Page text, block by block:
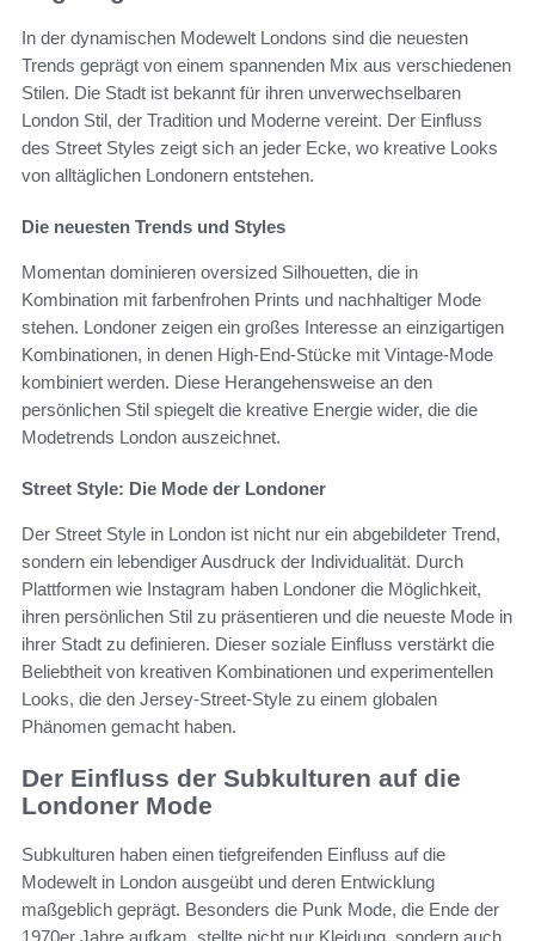
In der dynamischen Modewelt Londons sind die neuesten
Trends geprägt von einem spannenden Mix aus verschiedenen
Stilen. Die Stadt ist bekannt für ihren unverwechselbaren
London Stil, der Tradition und Moderne vereint. Der Einfluss
des Street Styles zeigt sich an jeder Ecke, wo kreative Looks
von alltäglichen Londonern entstehen.
Die neuesten Trends und Styles
Momentan dominieren oversized Silhouetten, die in
Kombination mit farbenfrohen Prints und nachhaltiger Mode
stehen. Londoner zeigen ein großes Interesse an einzigartigen
Kombinationen, in denen High-End-Stücke mit Vintage-Mode
kombiniert werden. Diese Herangehensweise an den
persönlichen Stil spiegelt die kreative Energie wider, die die
Modetrends London auszeichnet.
Street Style: Die Mode der Londoner
Der Street Style in London ist nicht nur ein abgebildeter Trend,
sondern ein lebendiger Ausdruck der Individualität. Durch
Plattformen wie Instagram haben Londoner die Möglichkeit,
ihren persönlichen Stil zu präsentieren und die neueste Mode in
ihrer Stadt zu definieren. Dieser soziale Einfluss verstärkt die
Beliebtheit von kreativen Kombinationen und experimentellen
Looks, die den Jersey-Street-Style zu einem globalen
Phänomen gemacht haben.
Der Einfluss der Subkulturen auf die
Londoner Mode
Subkulturen haben einen tiefgreifenden Einfluss auf die
Modewelt in London ausgeübt und deren Entwicklung
maßgeblich geprägt. Besonders die Punk Mode, die Ende der
1970er Jahre aufkam, stellte nicht nur Kleidung, sondern auch